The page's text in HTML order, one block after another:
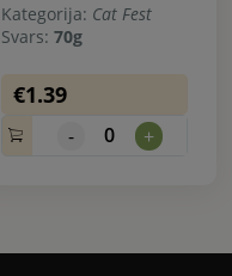
Kategorija: Cat Fest
Svars: 70g
€1.39
- 0 +